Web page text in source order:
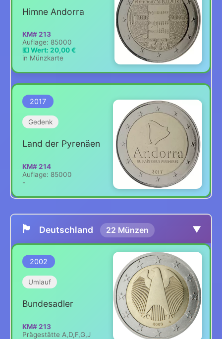
Himne Andorra
KM# 213
Auflage: 85000
💶 Wert: 20,00 €
in Münzkarte
2017
Gedenk
Land der Pyrenäen
KM# 214
Auflage: 85000
-
🏴 Deutschland 22 Münzen ▼
2002
Umlauf
Bundesadler
KM# 213
Prägestätte A,D,F,G,J